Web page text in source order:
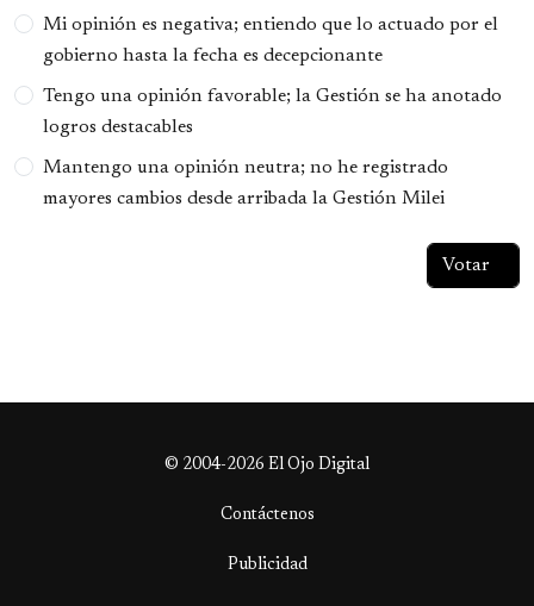
Opciones
Mi opinión es negativa; entiendo que lo actuado por el
gobierno hasta la fecha es decepcionante
Tengo una opinión favorable; la Gestión se ha anotado
logros destacables
Mantengo una opinión neutra; no he registrado
mayores cambios desde arribada la Gestión Milei
© 2004-2026 El Ojo Digital
Contáctenos
Publicidad